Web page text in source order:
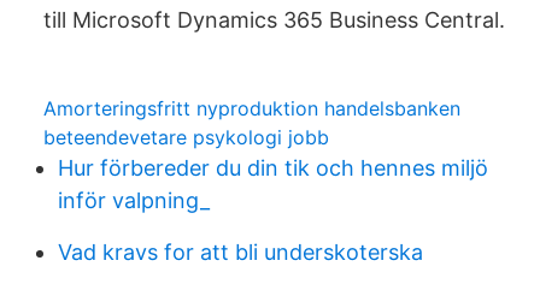
till Microsoft Dynamics 365 Business Central.
Amorteringsfritt nyproduktion handelsbanken
beteendevetare psykologi jobb
Hur förbereder du din tik och hennes miljö
inför valpning_
Vad kravs for att bli underskoterska